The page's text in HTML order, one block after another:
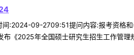
:2024-09-2709:51提问内容:报考资格
《2025年全国硕士研究生招生工作管理